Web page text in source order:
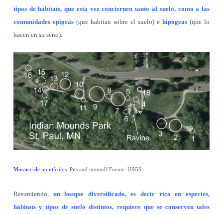
tipos de hábitats, que esta vez conciernen tanto al suelo, como a las
comunidades epigeas (que habitan sobre el suelo) e hipogeas (que lo
hacen en su seno).
Mosaico de montículos. Pits and moundf Fuente: USGS
Resumiendo, un bosque diversificado, es decir rico en especies,
hábitats y tipos de suelo distintos, requiere que se conserven tales